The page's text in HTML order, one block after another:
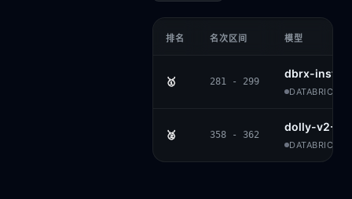
排名 名次区间 模型
🥇 281 - 299
dbrx-
DATABRICKS
🥈 358 - 362
dolly-v2-
DATABRICKS